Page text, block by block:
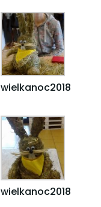
wielkanoc2018
wielkanoc2018